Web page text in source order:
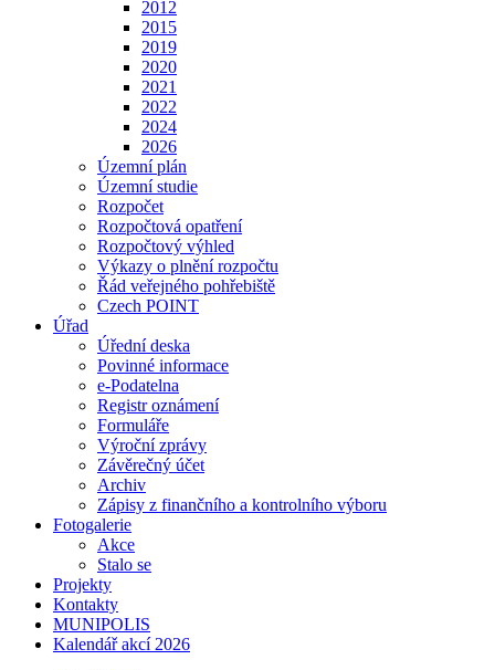
2012
2015
2019
2020
2021
2022
2024
2026
Územní plán
Územní studie
Rozpočet
Rozpočtová opatření
Rozpočtový výhled
Výkazy o plnění rozpočtu
Řád veřejného pohřebiště
Czech POINT
Úřad
Úřední deska
Povinné informace
e-Podatelna
Registr oznámení
Formuláře
Výroční zprávy
Závěrečný účet
Archiv
Zápisy z finančního a kontrolního výboru
Fotogalerie
Akce
Stalo se
Projekty
Kontakty
MUNIPOLIS
Kalendář akcí 2026